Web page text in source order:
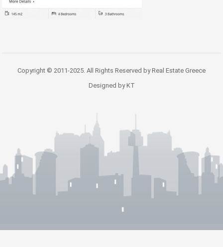
Copyright © 2011-2025. All Rights Reserved by Real Estate Greece
Designed by KT